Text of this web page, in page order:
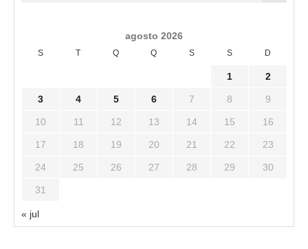
agosto 2026
S T Q Q S S D
1 2
3 4 5 6 7 8 9
10 11 12 13 14 15 16
17 18 19 20 21 22 23
24 25 26 27 28 29 30
31
« jul